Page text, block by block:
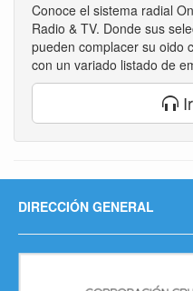
Conoce el sistema radial
Radio & TV. Donde sus
pueden complacer su oido
con un variado listado de
DIRECCIÓN GENERAL